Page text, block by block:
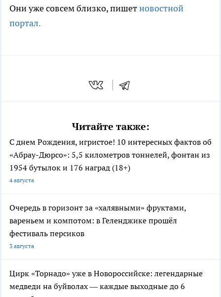
Они уже совсем близко, пишетновостной
портал.
Читайте также:
С днем Рождения, игристое! 10 интересных фактов об
«Абрау-Дюрсо»: 5,5 километров тоннелей, фонтан из
1954 бутылок и 176 наград (18+)
4 августа
Очередь в горизонт за «халявными» фруктами,
вареньем и компотом: в Геленджике прошёл
фестиваль персиков
3 августа
Цирк «Торнадо» уже в Новороссийске: легендарные
медведи на буйволах — каждые выходные до 6